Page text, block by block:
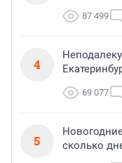
87 499
4
69 077
5
сколько